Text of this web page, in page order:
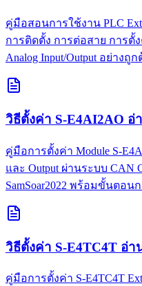
คู่มือสอนการใช้งาน PLC
การติดตั้ง การต่อสาย การตั้ง
Analog Input/Output อย่างถูก
วิธีตั้งค่า S-E4AI2AO อ่
คู่มือการตั้งค่า Module S-
และ Output ผ่านระบบ CAN
SamSoar2022 พร้อมขั้นตอน
วิธีตั้งค่า S-E4TC4T อ่า
คู่มือการตั้งค่า S-E4TC4T